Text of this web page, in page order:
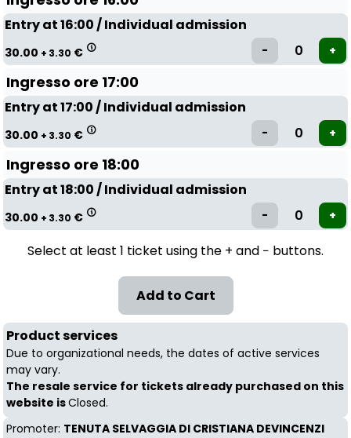
Entry at 16:00 / Individual admission
30.00 + 3.30 €
Ingresso ore 17:00
Entry at 17:00 / Individual admission
30.00 + 3.30 €
Ingresso ore 18:00
Entry at 18:00 / Individual admission
30.00 + 3.30 €
Select at least 1 ticket using the + and − buttons.
Product services
Due to organizational needs, the dates of active services
may vary.
The resale service for tickets already purchased on this
website isClosed.
Promoter: TENUTA SELVAGGIA DI CRISTIANA DEVINCENZI